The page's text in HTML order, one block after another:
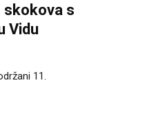
skokova s
Vidu
11.